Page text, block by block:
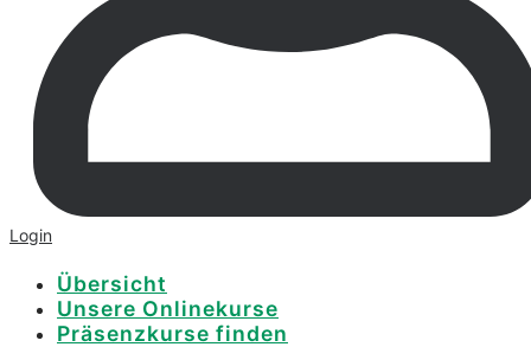
Login
Übersicht
Unsere Onlinekurse
Präsenzkurse finden